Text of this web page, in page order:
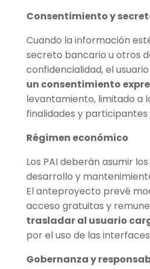
Consentimiento y
Cuando la información
secreto bancario u otros
confidencialidad, el
un consentimiento
levantamiento, limitado a
finalidades y participantes
Régimen económico
Los PAI deberán asumir
desarrollo y
El anteproyecto prevé
acceso gratuitas y
trasladar al usuario
por el uso de las
Gobernanza y